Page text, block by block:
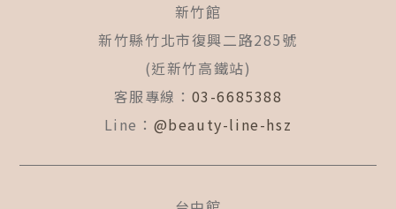
新竹館
新竹縣竹北市復興二路285號
(近新竹高鐵站)
客服專線： 03-6685388
Line： @beauty-line-hsz